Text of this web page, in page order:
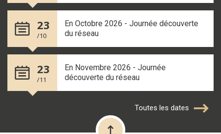
23
/10
En Octobre 2026 - Journée découverte
du réseau
23
/11
En Novembre 2026 - Journée
découverte du réseau
Toutes les dates